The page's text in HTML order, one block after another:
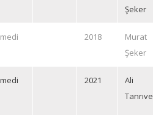
Şeker
2018
Murat
Şeker
2021
Ali